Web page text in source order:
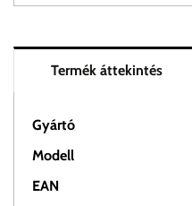
Termék áttekintés
Gyártó
Modell
EAN